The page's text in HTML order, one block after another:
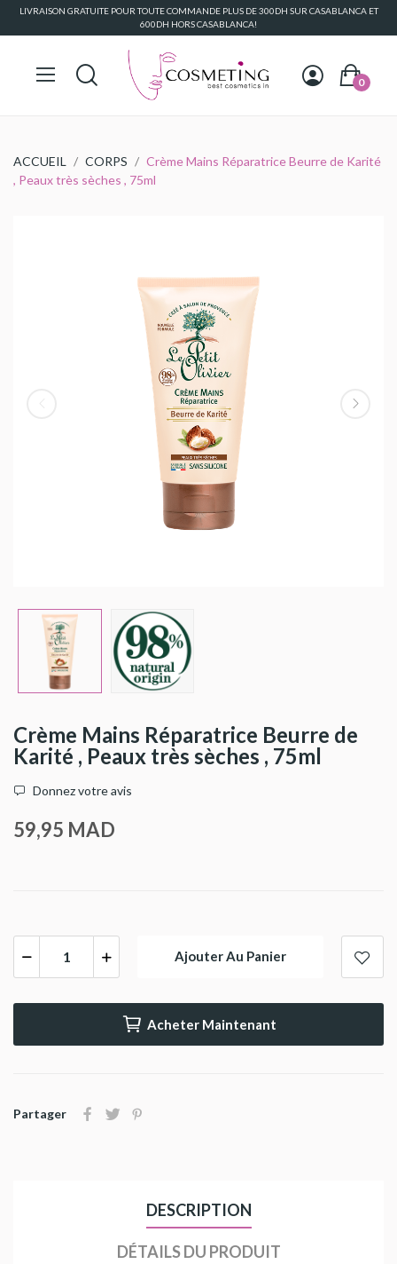
LIVRAISON GRATUITE POUR TOUTE COMMANDE PLUS DE 300DH SUR CASABLANCA ET
600DH HORS CASABLANCA!
0
ACCUEIL CORPS
Crème Mains Réparatrice Beurre de Karité
, Peaux très sèches , 75ml
Crème Mains Réparatrice Beurre de
Karité , Peaux très sèches , 75ml
Donnez votre avis
59,95 MAD
Ajouter Au Panier
Acheter Maintenant
Partager
DESCRIPTION
DÉTAILS DU PRODUIT